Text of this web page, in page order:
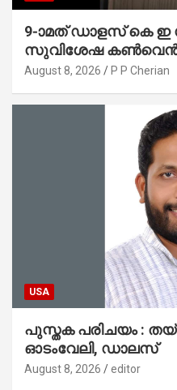
9-ാമത് ഡാളസ് കെ ഇ സി എഫ് സംയുക്ത
സുവിശേഷ
August 8, 2026 P P Cherian
USA
പുസ്തക പരിചയം :
ഓടംവേലി, ഡാലസ്
August 8, 2026 editor